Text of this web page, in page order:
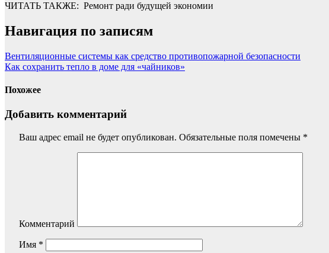
ЧИТАТЬ ТАКЖЕ: Ремонт ради будущей экономии
Навигация по записям
Вентиляционные системы как средство противопожарной безопасности
Как сохранить тепло в доме для «чайников»
Похожее
Добавить комментарий
Ваш адрес email не будет опубликован. Обязательные поля помечены *
Комментарий
Имя *